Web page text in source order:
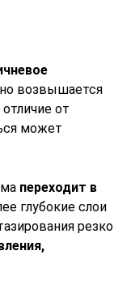
возвышается
от
может
переходит в
глубокие слои
резко